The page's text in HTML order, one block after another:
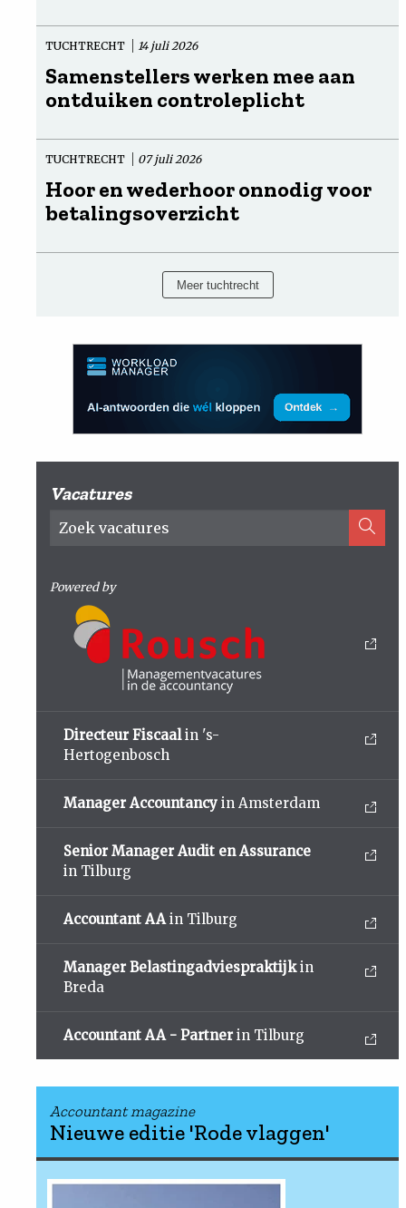
TUCHTRECHT 14 juli 2026
Samenstellers werken mee aan
ontduiken controleplicht
TUCHTRECHT 07 juli 2026
Hoor en wederhoor onnodig voor
betalingsoverzicht
Meer tuchtrecht
Vacatures
Powered by
Directeur Fiscaalin 's-
Hertogenbosch
Manager Accountancy in Amsterdam
Senior Manager Audit en Assurance
in Tilburg
Accountant AAin Tilburg
Manager Belastingadviespraktijkin
Breda
Accountant AA - Partner in Tilburg
Accountant magazine
Nieuwe editie 'Rode vlaggen'